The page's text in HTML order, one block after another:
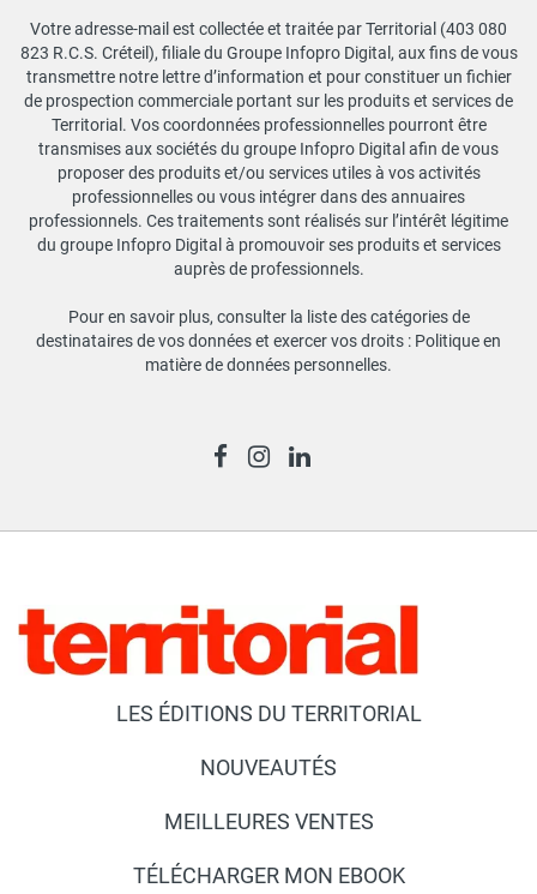
Votre adresse-mail est collectée et traitée par Territorial (403 080
823 R.C.S. Créteil), filiale du Groupe Infopro Digital, aux fins de vous
transmettre notre lettre d’information et pour constituer un fichier
de prospection commerciale portant sur les produits et services de
Territorial. Vos coordonnées professionnelles pourront être
transmises aux sociétés du groupe Infopro Digital afin de vous
proposer des produits et/ou services utiles à vos activités
professionnelles ou vous intégrer dans des annuaires
professionnels. Ces traitements sont réalisés sur l’intérêt légitime
du groupe Infopro Digital à promouvoir ses produits et services
auprès de professionnels.
Pour en savoir plus, consulter la liste des catégories de
destinataires de vos données et exercer vos droits : Politique en
matière de données personnelles.
LES ÉDITIONS DU TERRITORIAL
NOUVEAUTÉS
MEILLEURES VENTES
TÉLÉCHARGER MON EBOOK